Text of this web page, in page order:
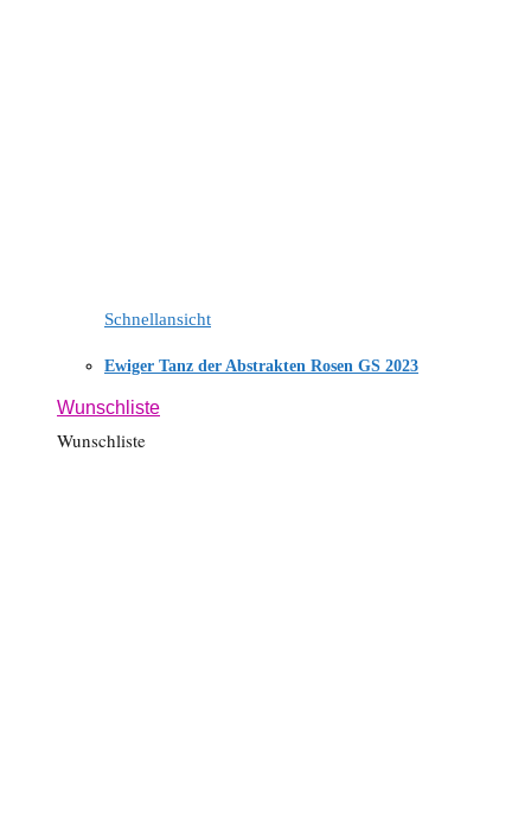
Schnellansicht
Ewiger Tanz der Abstrakten Rosen GS 2023
Wunschliste
Wunschliste